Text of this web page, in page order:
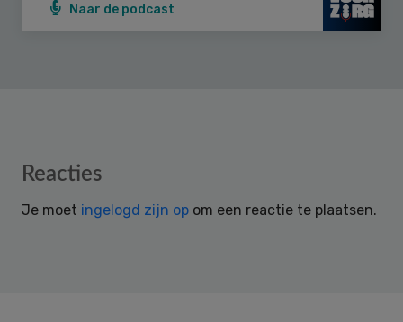
Naar de podcast
Reader
Reacties
Je moet ingelogd zijn op om een reactie te plaatsen.